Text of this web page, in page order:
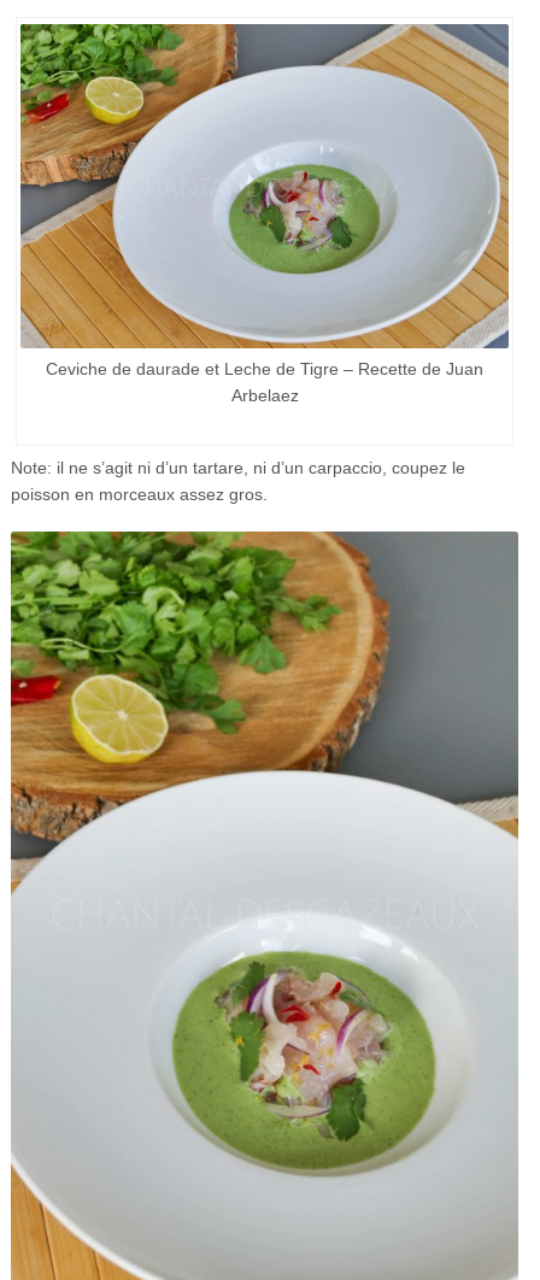
Ceviche de daurade et Leche de Tigre – Recette de Juan
Arbelaez
Note: il ne s’agit ni d’un tartare, ni d’un carpaccio, coupez le
poisson en morceaux assez gros.